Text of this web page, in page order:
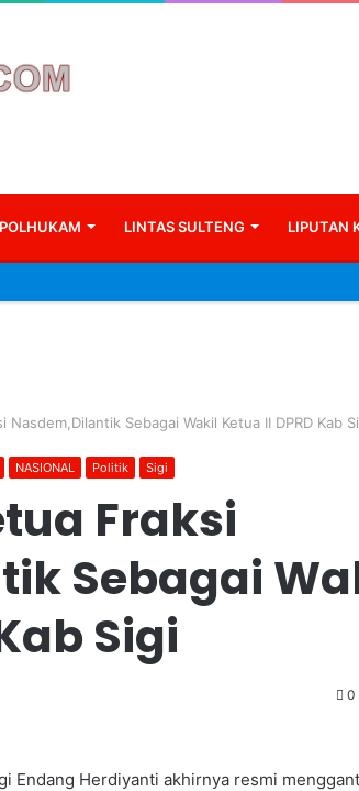
POLHUKAM LINTAS SULTENG LIPUTAN
Nasdem,Dilantik Sebagai Wakil Ketua II DPRD Kab
NASIONAL Politik Sigi
Fraksi
Sebagai
Sigi
0
Endang Herdiyanti akhirnya resmi